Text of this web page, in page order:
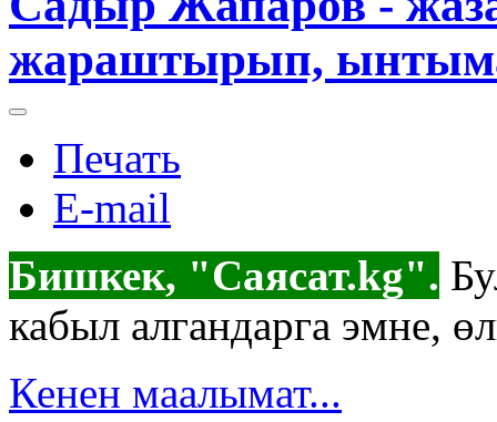
жараштырып,
Печать
E-mail
Бишкек, "Саясат.kg".
кабыл алгандарга эмне,
Кенен маалымат...